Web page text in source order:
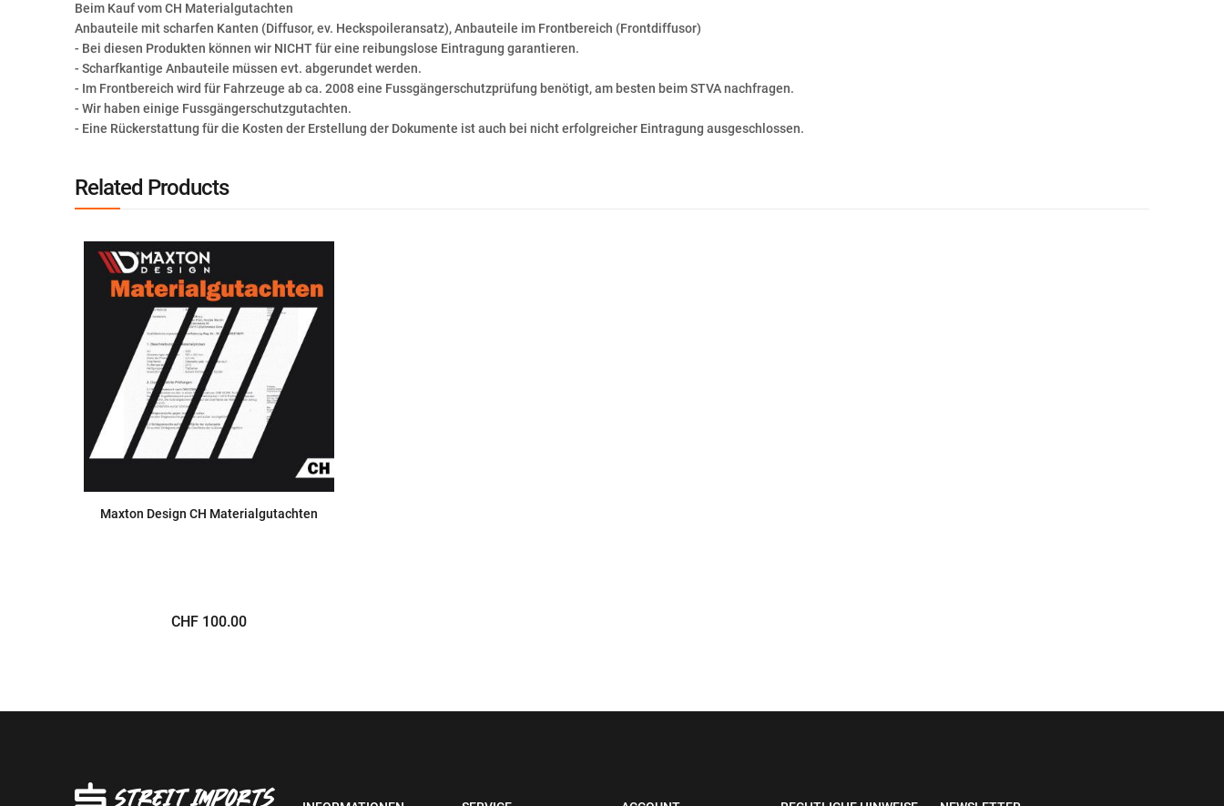
Beim Kauf vom CH Materialgutachten
Anbauteile mit scharfen Kanten (Diffusor, ev. Heckspoileransatz), Anbauteile im Frontbereich (Frontdiffusor)
- Bei diesen Produkten können wir NICHT für eine reibungslose Eintragung garantieren.
- Scharfkantige Anbauteile müssen evt. abgerundet werden.
- Im Frontbereich wird für Fahrzeuge ab ca. 2008 eine Fussgängerschutzprüfung benötigt, am besten beim STVA nachfragen.
- Wir haben einige Fussgängerschutzgutachten.
- Eine Rückerstattung für die Kosten der Erstellung der Dokumente ist auch bei nicht erfolgreicher Eintragung ausgeschlossen.
Related Products
Maxton Design CH Materialgutachten
CHF 100.00